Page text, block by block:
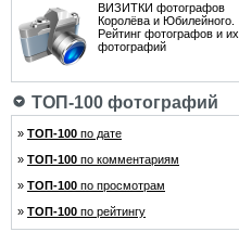
ВИЗИТКИ фотографов
Королёва и Юбилейного.
Рейтинг фотографов и их
фотографий
ТОП-100 фотографий
» ТОП-100 по дате
» ТОП-100 по комментариям
» ТОП-100 по просмотрам
» ТОП-100 по рейтингу